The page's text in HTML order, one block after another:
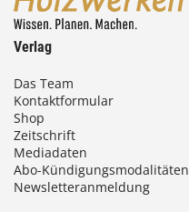
Verlag
Das Team
Kontaktformular
Shop
Zeitschrift
Mediadaten
Abo-Kündigungsmodalitäten
Newsletteranmeldung